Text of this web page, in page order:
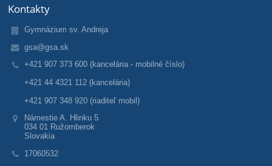
Kontakty
Gymnázium sv. Andreja
gsa@gsa.sk
+421 907 373 600 (kancelária - mobilné číslo)
+421 44 4321 112 (kancelária)
+421 907 348 920 (riaditeľ mobil)
Námestie A. Hlinku 5
034 01 Ružomberok
Slovakia
17060532